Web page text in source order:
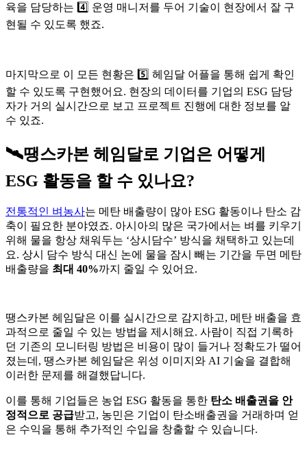
육을 담당하는 4️⃣ 운영 매니저를 두어 기술이 현장에서 잘 구
현될 수 있도록 했죠.
마지막으로 이 모든 현황은 5️⃣ 헤임달 어플을 통해 쉽게 확인
할 수 있도록 구현했어요. 현장의 데이터를 기업의 ESG 담당
자가 거의 실시간으로 보고 프로젝트 진행에 대한 정보를 알
수 있죠.
🛰️땡스카본 헤임달로 기업은 어떻게
ESG 활동을 할 수 있나요?
전통적인 벼농사는 메탄 배출량이 많아 ESG 활동이나 탄소 감
축이 필요한 분야였죠. 아시아의 많은 국가에서는 벼를 키우기
위해 물을 항상 채워두는 ‘상시담수’ 방식을 채택하고 있는데
요. 상시 담수 방식 대신 논에 물을 잠시 빼는 기간을 두면 메탄
배출량을 최대 40%까지 줄일 수 있어요.
땡스카본 헤임달은 이를 실시간으로 감지하고, 메탄 배출을 효
과적으로 줄일 수 있는 방법을 제시해요. 사람이 직접 기록하
던 기존의 모니터링 방법은 비용이 많이 들거나 정확도가 떨어
졌는데, 땡스카본 헤임달은 위성 이미지와 AI 기술을 결합해
이러한 문제를 해결했답니다.
이를 통해 기업들은 농업 ESG 활동을 통한 탄소 배출권을 안
정적으로 공급받고, 농민은 기업이 탄소배출권을 거래하며 얻
은 수익을 통해 추가적인 수입을 창출할 수 있습니다.